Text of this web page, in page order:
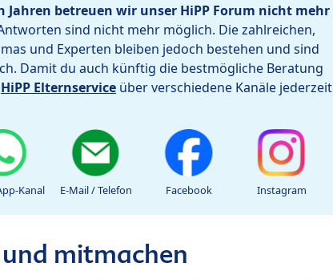
Jahren betreuen wir unser HiPP Forum nicht mehr
sind nicht mehr möglich. Die zahlreichen,
und Experten bleiben jedoch bestehen und sind
Damit du auch künftig die bestmögliche Beratung
HiPP Elternservice über verschiedene Kanäle jederzeit
Kanal E-Mail / Telefon Facebook Instagram
mitmachen